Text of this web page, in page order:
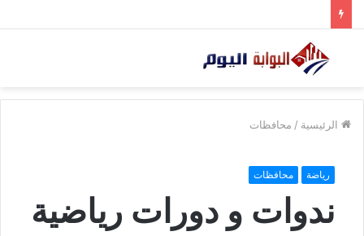
الرئيسية / محافظات
رياضة محافظات
ندوات و دورات رياضية